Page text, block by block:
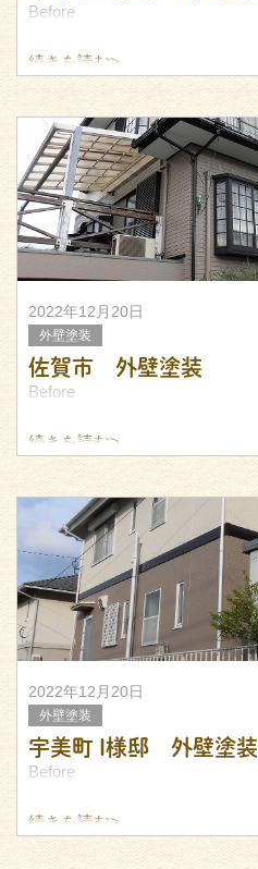
Before
After
施工ギャラリー
続きを読む>
2022年12月20日
外壁塗装
佐賀市 外壁塗装
Before
After
施工ギャラリー
続きを読む>
2022年12月20日
外壁塗装
宇美町 I様邸 外壁塗装
Before
Beforeギャラリー
続きを読む>